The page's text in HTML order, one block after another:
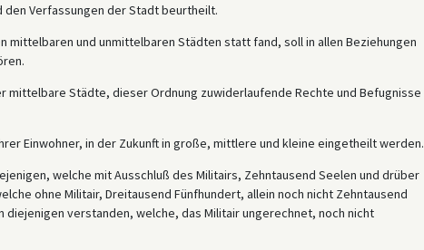
den Verfassungen der Stadt beurtheilt.
mittelbaren und unmittelbaren Städten statt fand, soll in allen Beziehungen
mittelbare Städte, dieser Ordnung zuwiderlaufende Rechte und Befugnisse
Einwohner, in der Zukunft in große, mittlere und kleine eingetheilt werden.
welche mit Ausschluß des Militairs, Zehntausend Seelen und drüber
ohne Militair, Dreitausend Fünfhundert, allein noch nicht Zehntausend
diejenigen verstanden, welche, das Militair ungerechnet, noch nicht